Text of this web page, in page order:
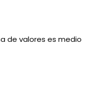
de valores es medio